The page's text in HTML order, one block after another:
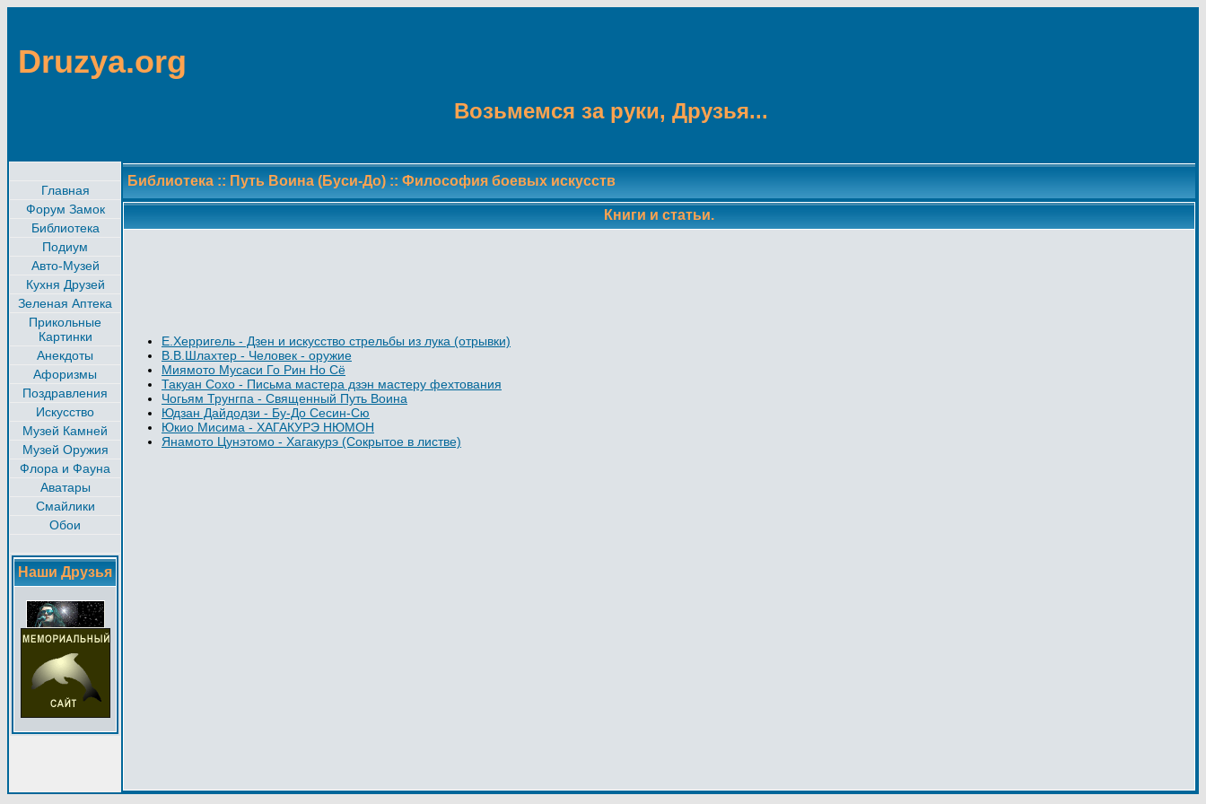
Druzya.org
Возьмемся за руки, Друзья...
Главная
Форум Замок
Библиотека
Подиум
Авто-Музей
Кухня Друзей
Зеленая Аптека
Прикольные
Картинки
Анекдоты
Афоризмы
Поздравления
Искусство
Музей Камней
Музей Оружия
Флора и Фауна
Аватары
Смайлики
Обои
Наши Друзья
Библиотека :: Путь Воина (Буси-До) :: Философия боевых искусств
Книги и статьи.
E.Херригель - Дзен и искусство стрельбы из лука (отрывки)
В.В.Шлахтер - Человек - оружие
Миямото Мусаси Го Рин Но Сё
Такуан Сохо - Письма мастера дзэн мастеру фехтования
Чогьям Трунгпа - Священный Путь Воина
Юдзан Дайдодзи - Бу-До Сесин-Сю
Юкио Мисима - ХАГАКУРЭ НЮМОН
Янамото Цунэтомо - Хагакурэ (Сокрытое в листве)